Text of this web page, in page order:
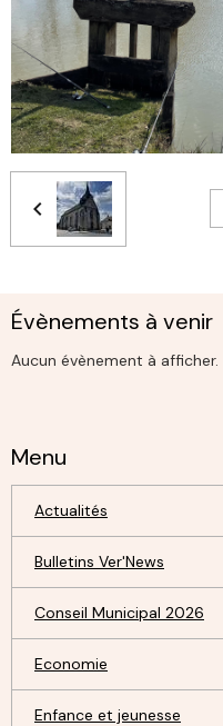
Évènements à venir
Aucun évènement à afficher.
Menu
Actualités
Bulletins Ver'News
Conseil Municipal 2026
Economie
Enfance et jeunesse